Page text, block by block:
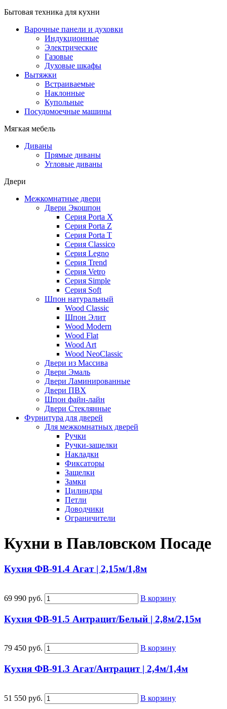
Бытовая техника для кухни
Варочные панели и духовки
Индукционные
Электрические
Газовые
Духовые шкафы
Вытяжки
Встраиваемые
Наклонные
Купольные
Посудомоечные машины
Мягкая мебель
Диваны
Прямые диваны
Угловые диваны
Двери
Межкомнатные двери
Двери Экошпон
Серия Porta X
Серия Porta Z
Серия Porta T
Серия Classico
Серия Legno
Серия Trend
Серия Vetro
Серия Simple
Серия Soft
Шпон натуральный
Wood Classic
Шпон Элит
Wood Modern
Wood Flat
Wood Art
Wood NeoClassic
Двери из Массива
Двери Эмаль
Двери Ламинированные
Двери ПВХ
Шпон файн-лайн
Двери Стеклянные
Фурнитура для дверей
Для межкомнатных дверей
Ручки
Ручки-защелки
Накладки
Фиксаторы
Защелки
Замки
Цилиндры
Петли
Доводчики
Ограничители
Кухни в Павловском Посаде
Кухня ФВ-91.4 Агат | 2,15м/1,8м
69 990 руб. В корзину
Кухня ФВ-91.5 Антрацит/Белый | 2,8м/2,15м
79 450 руб. В корзину
Кухня ФВ-91.3 Агат/Антрацит | 2,4м/1,4м
51 550 руб. В корзину